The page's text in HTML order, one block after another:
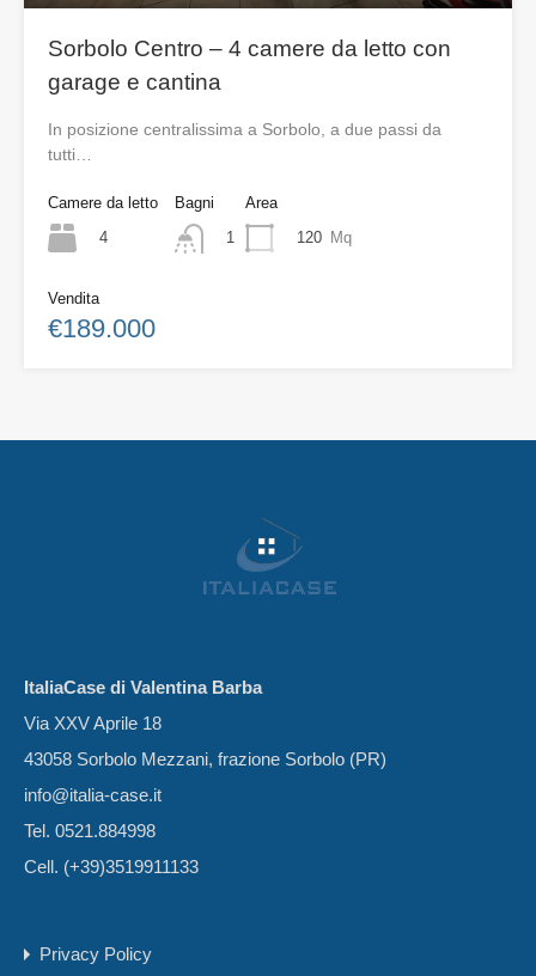
Sorbolo Centro – 4 camere da letto con
garage e cantina
In posizione centralissima a Sorbolo, a due passi da
tutti…
Camere da letto
4
Bagni
1
Area
120 Mq
Vendita
€189.000
ItaliaCase di Valentina Barba
Via XXV Aprile 18
43058 Sorbolo Mezzani, frazione Sorbolo (PR)
info@italia-case.it
Tel. 0521.884998
Cell. (+39)3519911133
Privacy Policy